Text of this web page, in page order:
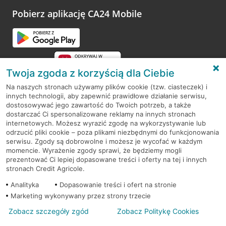
opinie.
Pobierz aplikację CA24 Mobile
RODO
Regulamin serwisu
Mapa serwisu
PolitykaCookies
© 2026 Credit Agricole Bank Polska S.A. Wszelkie prawa zastrzeżone
Twoja zgoda z korzyścią dla Ciebie
Na naszych stronach używamy plików cookie (tzw. ciasteczek) i
innych technologii, aby zapewnić prawidłowe działanie serwisu,
dostosowywać jego zawartość do Twoich potrzeb, a także
dostarczać Ci spersonalizowane reklamy na innych stronach
internetowych. Możesz wyrazić zgodę na wykorzystywanie lub
odrzucić pliki cookie – poza plikami niezbędnymi do funkcjonowania
serwisu. Zgody są dobrowolne i możesz je wycofać w każdym
momencie. Wyrażenie zgody sprawi, że będziemy mogli
prezentować Ci lepiej dopasowane treści i oferty na tej i innych
stronach Credit Agricole.
Analityka
Dopasowanie treści i ofert na stronie
Marketing wykonywany przez strony trzecie
Zobacz szczegóły zgód Zobacz Politykę Cookies